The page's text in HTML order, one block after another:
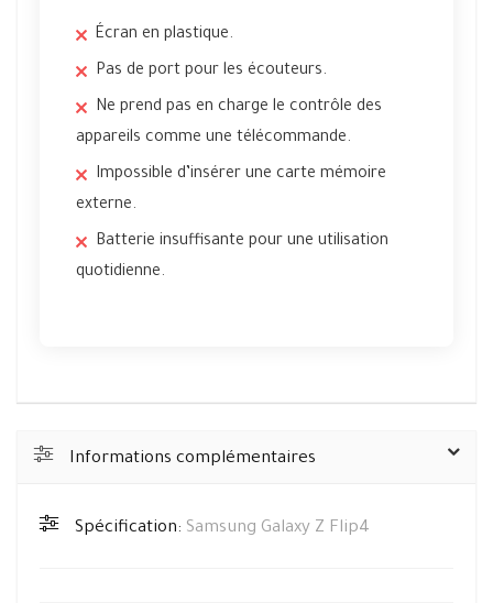
Écran en plastique.
Pas de port pour les écouteurs.
Ne prend pas en charge le contrôle des
appareils comme une télécommande.
Impossible d’insérer une carte mémoire
externe.
Batterie insuffisante pour une utilisation
quotidienne.
Informations complémentaires
Spécification: Samsung Galaxy Z Flip4